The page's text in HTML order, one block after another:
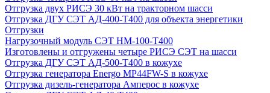
Отгрузка двух РИСЭ 30 кВт на тракторном шасси
Отгрузка ДГУ СЭТ АД-400-Т400 для объекта энергетики
Отгрузки
Нагрузочный модуль СЭТ НМ-100-Т400
Изготовлены и отгружены четыре РИСЭ СЭТ на шасси
Отгрузка ДГУ СЭТ АД-500-Т400 в кожухе
Отгрузка генератора Energo MP44FW-S в кожухе
Отгрузка дизель-генератора Амперос в кожухе